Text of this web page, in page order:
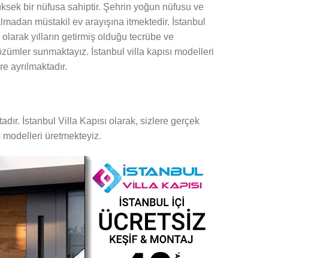
bir nüfusa sahiptir. Şehrin yoğun nüfusu ve
müstakil ev arayışına itmektedir. İstanbul
yılların getirmiş olduğu tecrübe ve
sunmaktayız. İstanbul villa kapısı modelleri
ayrılmaktadır.
İstanbul Villa Kapısı olarak, sizlere gerçek
modelleri üretmekteyiz.